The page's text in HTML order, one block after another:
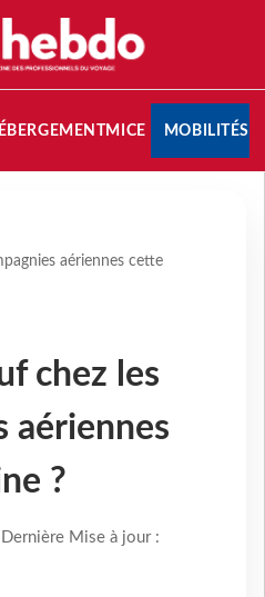
MICE MOBILITÉS
aériennes cette
chez les
aériennes
?
Mise à jour :